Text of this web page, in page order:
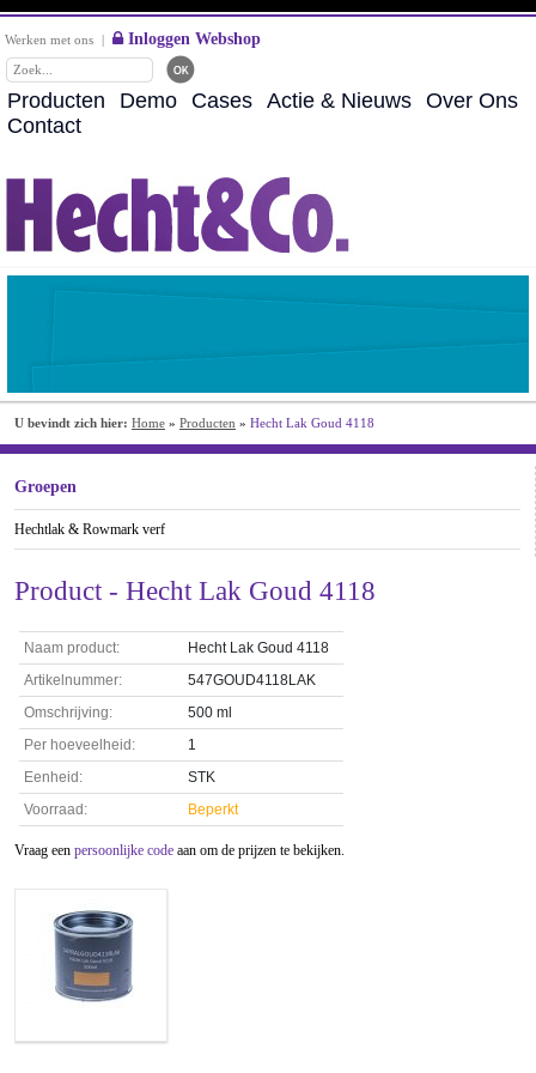
Werken met ons | Inloggen Webshop
Producten Demo Cases Actie & Nieuws Over Ons
Contact
U bevindt zich hier: Home » Producten » Hecht Lak Goud 4118
Groepen
Hechtlak & Rowmark verf
Product - Hecht Lak Goud 4118
Naam product:
Hecht Lak Goud 4118
Artikelnummer:
547GOUD4118LAK
Omschrijving:
500 ml
Per hoeveelheid:
1
Eenheid:
STK
Voorraad:
Beperkt
Vraag een persoonlijke code aan om de prijzen te bekijken.